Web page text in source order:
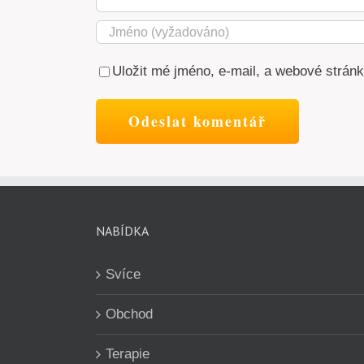
Uložit mé jméno, e-mail, a webové
NABÍDKA
Svíce
Obchod
Terapie